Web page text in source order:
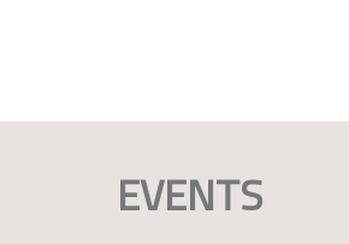
EVENTS